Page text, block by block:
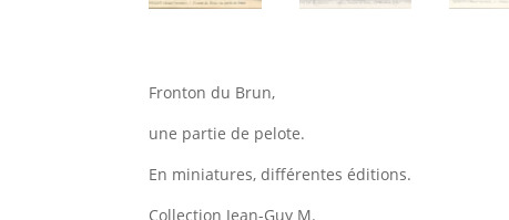
Fronton du Brun,
une partie de pelote.
En miniatures, différentes éditions.
Collection Jean-Guy M.